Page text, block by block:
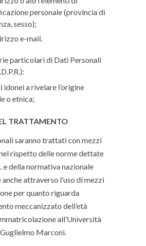
personale (provincia di
sesso);
e-mail.
particolari di Dati Personali
idonei a rivelare l’origine
o etnica;
TRATTAMENTO
saranno trattati con mezzi
rispetto delle norme dettate
e della normativa nazionale
attraverso l’uso di mezzi
per quanto riguarda
meccanizzato dell’età
all’Università
Marconi.